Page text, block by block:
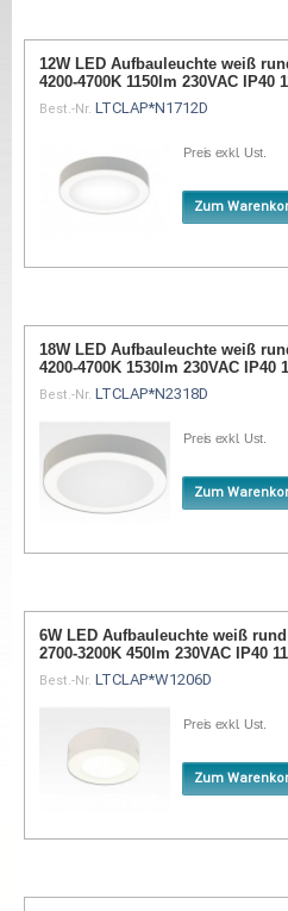
12W LED Aufbauleuchte weiß
4200-4700K 1150lm 230VAC IP40
Best.-Nr. LTCLAP*N1712D
Preis exkl. Ust.
Zum
18W LED Aufbauleuchte weiß
4200-4700K 1530lm 230VAC IP40
Best.-Nr. LTCLAP*N2318D
Preis exkl. Ust.
Zum
6W LED Aufbauleuchte weiß
2700-3200K 450lm 230VAC IP40
Best.-Nr. LTCLAP*W1206D
Preis exkl. Ust.
Zum